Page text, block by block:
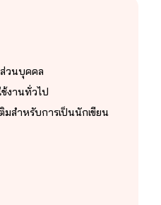
วนบุคคล
งานทั่วไป
มสำหรับการเป็นนักเขียน